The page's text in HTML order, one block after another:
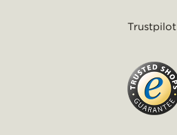
Trustpilot